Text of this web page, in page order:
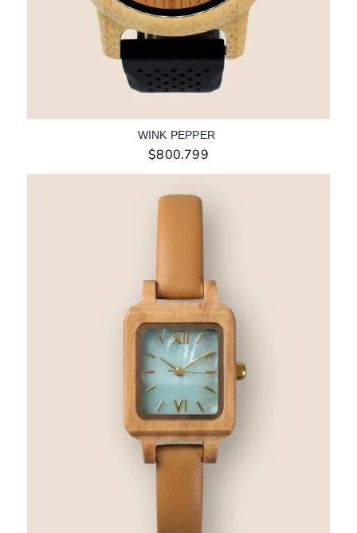
WINK PEPPER
$800.799